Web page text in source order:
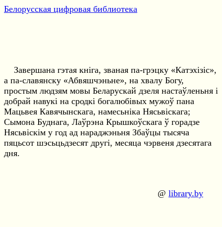
Белорусская цифровая библиотека
Завершана гэтая кніга, званая па-грэцку «Катэхізіс»,
а па-славянску «Абвяшчэньне», на хвалу Богу,
простым людзям мовы Беларускай дзеля настаўленьня і
добрай навукі на сродкі богалюбівых мужоў пана
Мацьвея Кавячынскага, намесьніка Нясьвіскага;
Сымона Буднага, Лаўрэна Крышкоўскага ў горадзе
Нясьвіскім у год ад нараджэньня Збаўцы тысяча
пяцьсот шэсьцьдзесят другі, месяца чэрвеня дзесятага
дня.
@ library.by